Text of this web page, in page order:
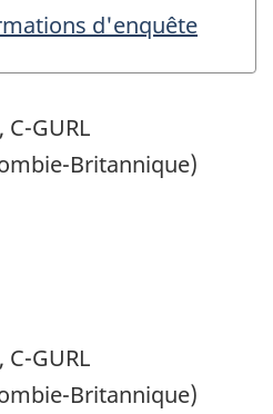
d'enquête
C-GURL
Britannique)
C-GURL
Britannique)